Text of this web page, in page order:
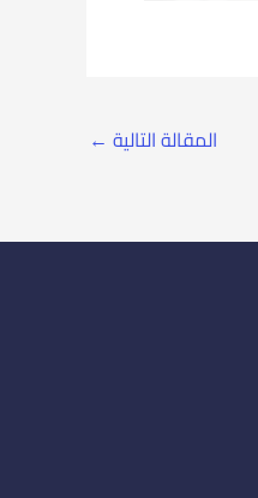
المقالة التالية ←